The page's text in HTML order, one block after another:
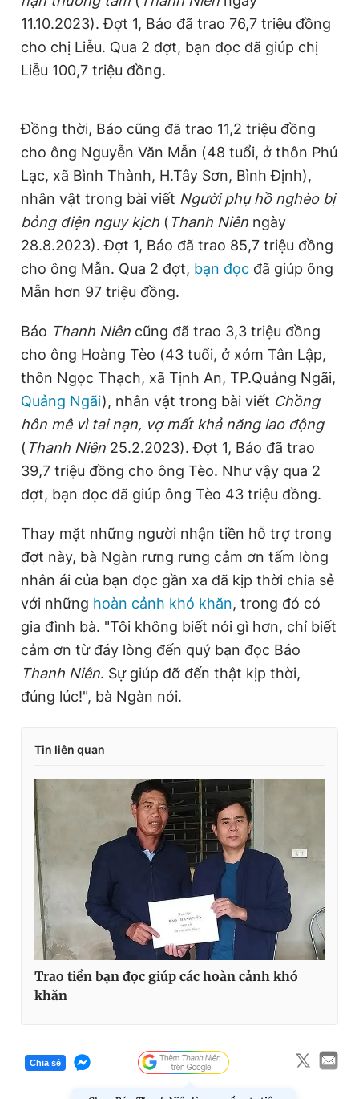
Tổng thư ký tòa soạn: Đức Trung
Giấy phép xuất bản số 110/GP - BTTTT cấp ngày 24.3.2020
© 2003-2026 Bản quyền thuộc về Báo Thanh Niên. Cấm sao
chép dưới mọi hình thức nếu không có sự chấp thuận bằng văn
bản. Phát triển bởi ePi Technologies, JSC.
11.10.2023). Đợt 1, Báo đã trao 76,7 triệu đồng
cho chị Liễu. Qua 2 đợt, bạn đọc đã giúp chị
Liễu 100,7 triệu đồng.
Đồng thời, Báo cũng đã trao 11,2 triệu đồng
cho ông Nguyễn Văn Mẫn (48 tuổi, ở thôn Phú
Lạc, xã Bình Thành, H.Tây Sơn, Bình Định),
nhân vật trong bài viết Người phụ hồ nghèo bị
bỏng điện nguy kịch ( Thanh Niên ngày
28.8.2023). Đợt 1, Báo đã trao 85,7 triệu đồng
cho ông Mẫn. Qua 2 đợt, bạn đọc đã giúp ông
Mẫn hơn 97 triệu đồng.
Báo Thanh Niên cũng đã trao 3,3 triệu đồng
cho ông Hoàng Tèo (43 tuổi, ở xóm Tân Lập,
thôn Ngọc Thạch, xã Tịnh An, TP.Quảng Ngãi,
Quảng Ngãi), nhân vật trong bài viết Chồng
hôn mê vì tai nạn, vợ mất khả năng lao động
( Thanh Niên 25.2.2023). Đợt 1, Báo đã trao
39,7 triệu đồng cho ông Tèo. Như vậy qua 2
đợt, bạn đọc đã giúp ông Tèo 43 triệu đồng.
Thay mặt những người nhận tiền hỗ trợ trong
đợt này, bà Ngàn rưng rưng cảm ơn tấm lòng
nhân ái của bạn đọc gần xa đã kịp thời chia sẻ
với những hoàn cảnh khó khăn, trong đó có
gia đình bà. "Tôi không biết nói gì hơn, chỉ biết
cảm ơn từ đáy lòng đến quý bạn đọc Báo
Thanh Niên. Sự giúp đỡ đến thật kịp thời,
đúng lúc!", bà Ngàn nói.
Tin liên quan
Trao tiền bạn đọc giúp các hoàn cảnh khó
khăn
Chia sẻ